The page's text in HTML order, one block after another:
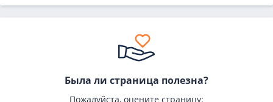
Была ли страница полезна?
Пожалуйста, оцените страницу: